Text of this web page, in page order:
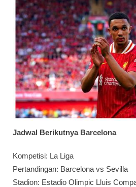
Jadwal Berikutnya Barcelona
Kompetisi: La Liga
Pertandingan: Barcelona vs Sevilla
Stadion: Estadio Olimpic Lluis